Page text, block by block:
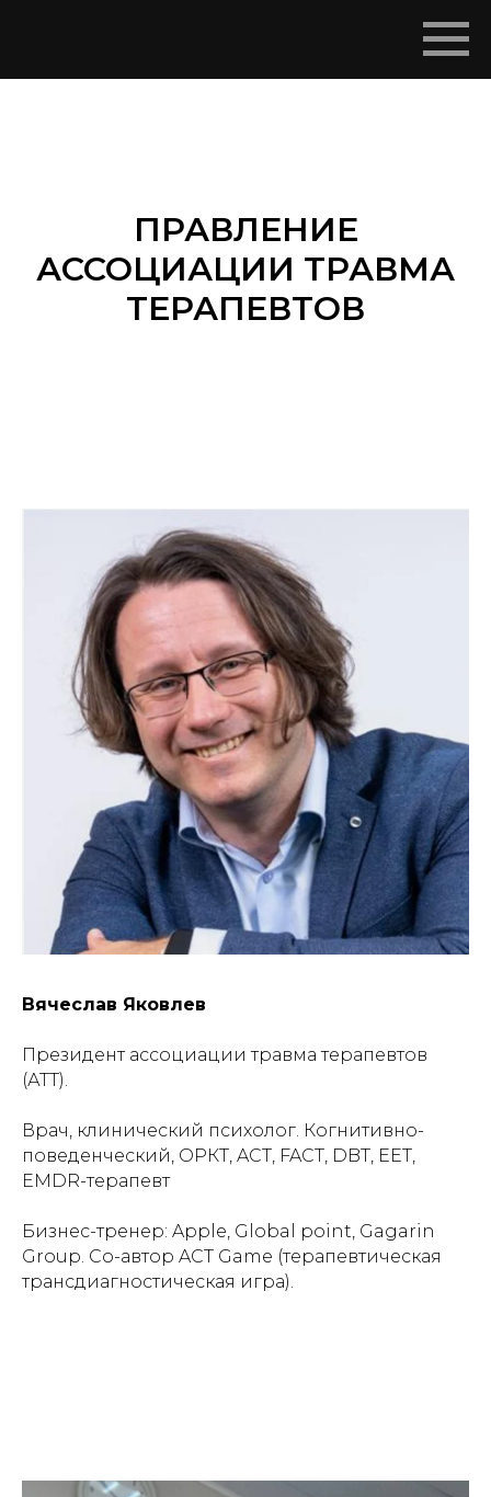
ПРАВЛЕНИЕ
АССОЦИАЦИИ ТРАВМА
ТЕРАПЕВТОВ
Вячеслав Яковлев
Президент ассоциации травма терапевтов
(АТТ).
Врач, клинический психолог. Когнитивно-
поведенческий, ОРКТ, ACT, FACT, DBT, EET,
EMDR-терапевт
Бизнес-тренер: Apple, Global point, Gagarin
Group. Со-автор ACT Game (терапевтическая
трансдиагностическая игра).